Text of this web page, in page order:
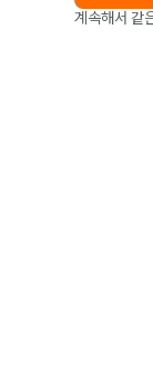
계속해서 같